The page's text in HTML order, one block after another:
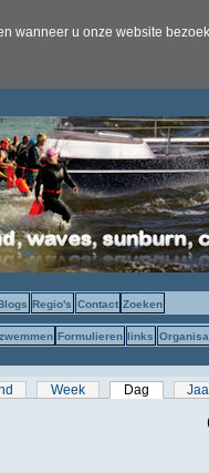
wanneer u onze website
Regio's Contact Zoeken
Formulieren links
tabs Week Dag (actieve